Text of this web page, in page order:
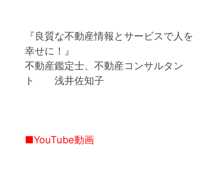
『良質な不動産情報とサービスで人を
幸せに！』
不動産鑑定士、不動産コンサルタン
ト 浅井佐知子
■YouTube動画